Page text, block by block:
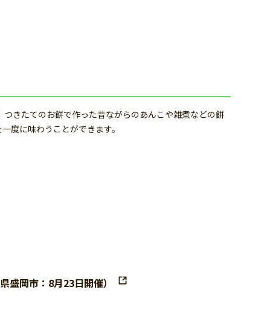
きたてのお餅で作った昔ながらのあんこや雑煮などの餅
度に味わうことができます。
盛岡市：8月23日開催）